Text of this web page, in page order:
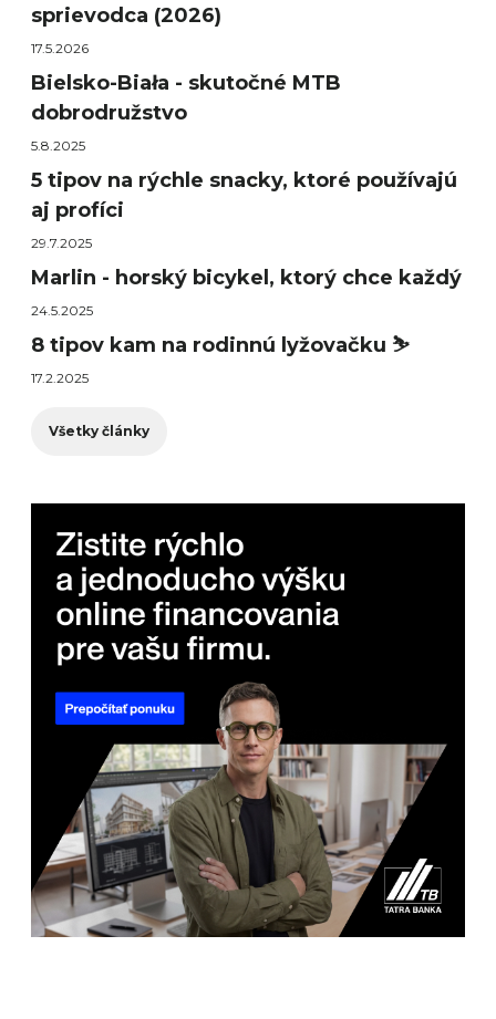
sprievodca (2026)
17.5.2026
Bielsko-Biała - skutočné MTB
dobrodružstvo
5.8.2025
5 tipov na rýchle snacky, ktoré používajú
aj profíci
29.7.2025
Marlin - horský bicykel, ktorý chce každý
24.5.2025
8 tipov kam na rodinnú lyžovačku ⛷️
17.2.2025
Všetky články